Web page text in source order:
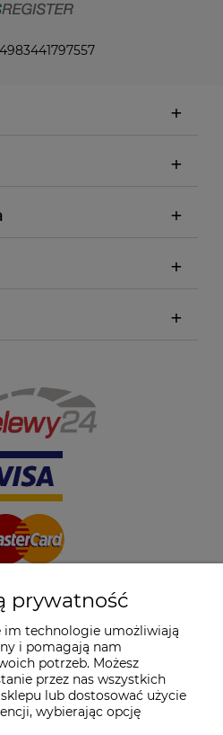
prywatność
im technologie umożliwiają
i pomagają nam
potrzeb. Możesz
przez nas wszystkich
lub dostosować użycie
wybierając opcję